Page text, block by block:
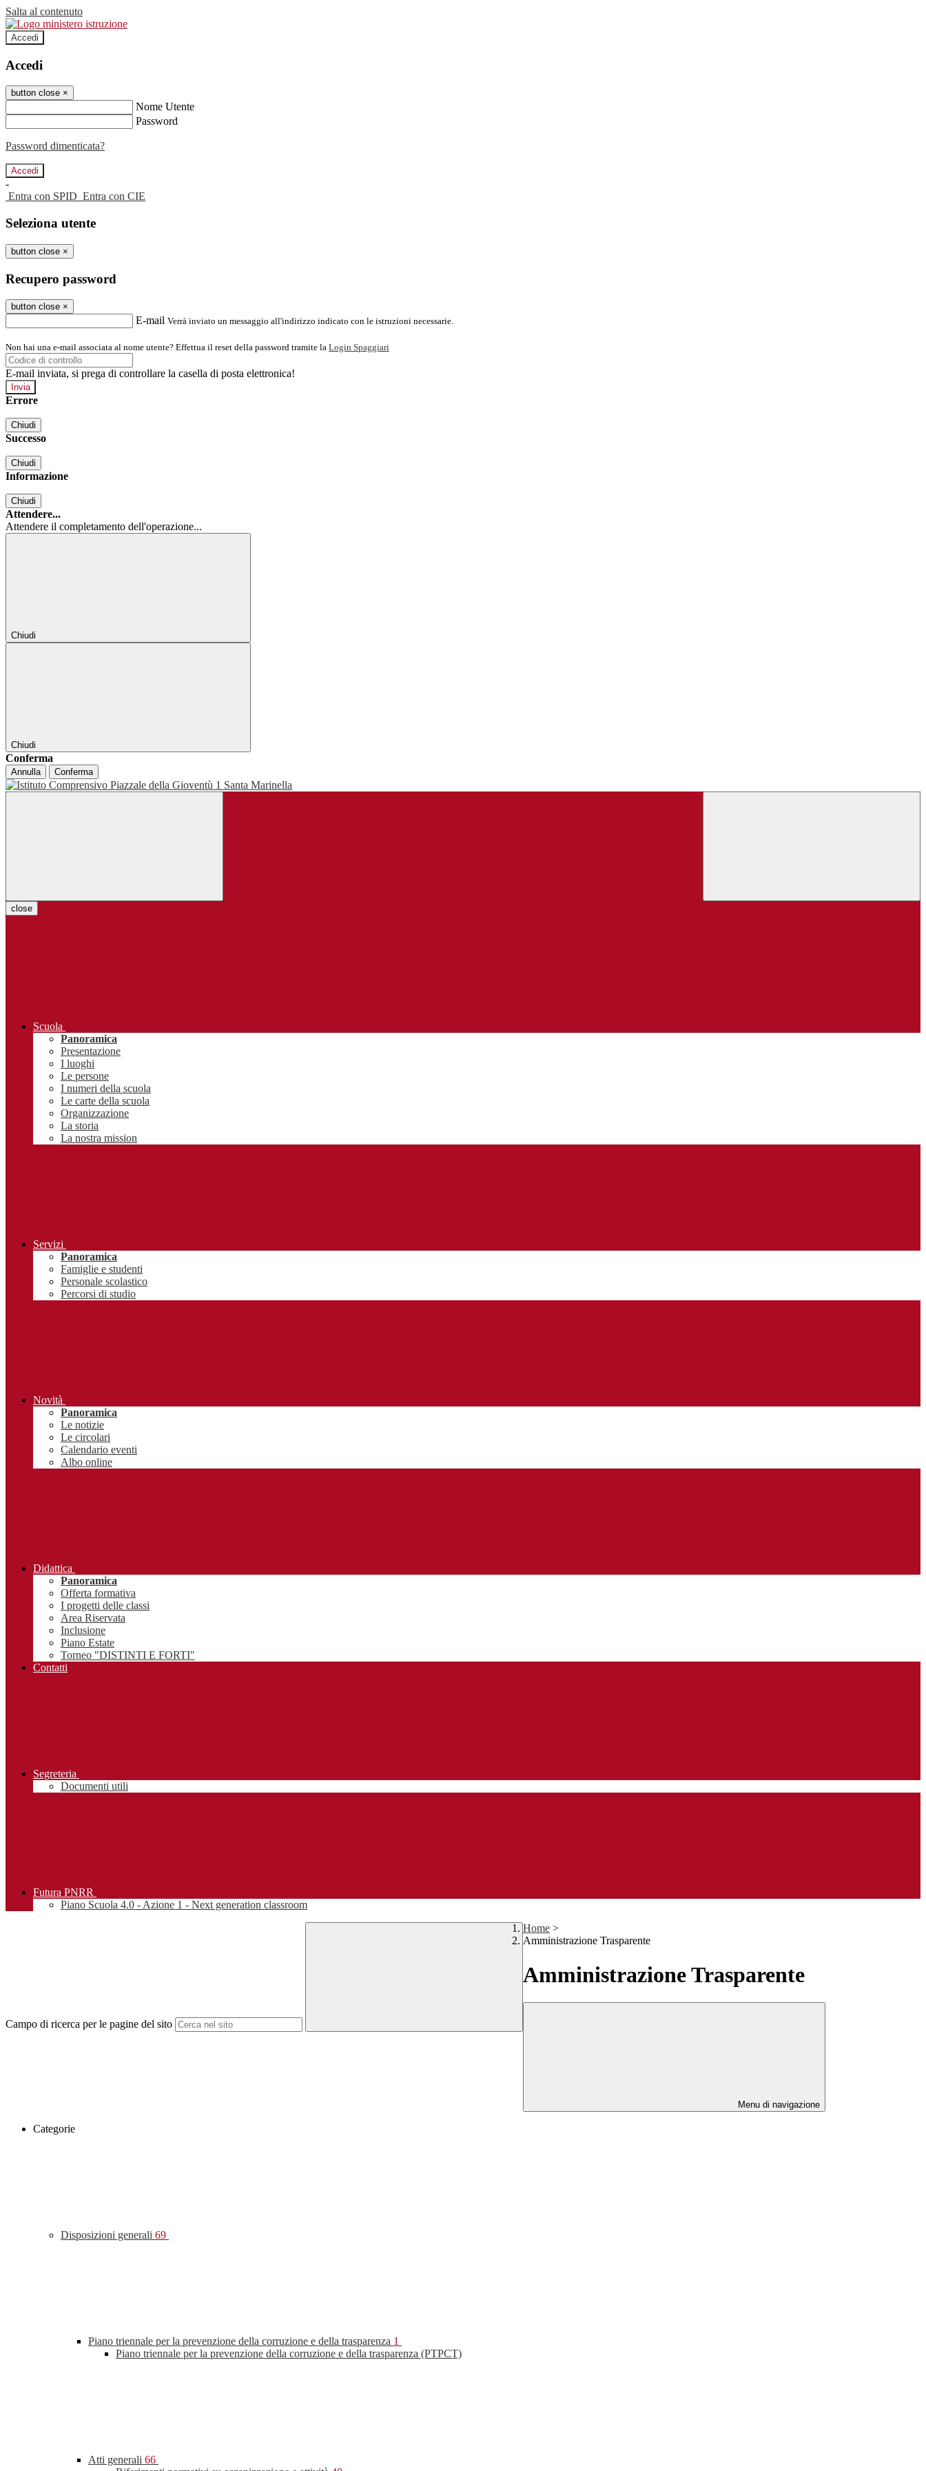
Salta al contenuto
Accedi
Accedi
button close ×
Nome Utente
Password
Password dimenticata?
-
Entra con SPID Entra con CIE
Seleziona utente
button close ×
Recupero password
button close ×
E-mail Verrà inviato un messaggio all'indirizzo indicato con le istruzioni necessarie.
Non hai una e-mail associata al nome utente? Effettua il reset della password tramite la Login Spaggiari
E-mail inviata, si prega di controllare la casella di posta elettronica!
Errore
Chiudi
Successo
Chiudi
Informazione
Chiudi
Attendere...
Attendere il completamento dell'operazione...
Chiudi
Chiudi
Conferma
Annulla Conferma
close
Scuola
Panoramica
Presentazione
I luoghi
Le persone
I numeri della scuola
Le carte della scuola
Organizzazione
La storia
La nostra mission
Servizi
Panoramica
Famiglie e studenti
Personale scolastico
Percorsi di studio
Novità
Panoramica
Le notizie
Le circolari
Calendario eventi
Albo online
Didattica
Panoramica
Offerta formativa
I progetti delle classi
Area Riservata
Inclusione
Piano Estate
Torneo "DISTINTI E FORTI"
Contatti
Segreteria
Documenti utili
Futura PNRR
Piano Scuola 4.0 - Azione 1 - Next generation classroom
Campo di ricerca per le pagine del sito
Home >
Amministrazione Trasparente
Amministrazione Trasparente
Menu di navigazione
Categorie
Disposizioni generali 69
Piano triennale per la prevenzione della corruzione e della trasparenza 1
Piano triennale per la prevenzione della corruzione e della trasparenza (PTPCT)
Atti generali 66